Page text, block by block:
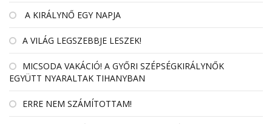
A KIRÁLYNŐ EGY NAPJA
A VILÁG LEGSZEBBJE LESZEK!
MICSODA VAKÁCIÓ! A GYŐRI SZÉPSÉGKIRÁLYNŐK
EGYÜTT NYARALTAK TIHANYBAN
ERRE NEM SZÁMÍTOTTAM!